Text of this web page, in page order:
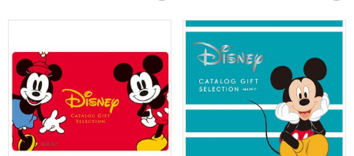
ディズニーカタログギフトセレクション カード スマイル【
ディズニーカタログギフト